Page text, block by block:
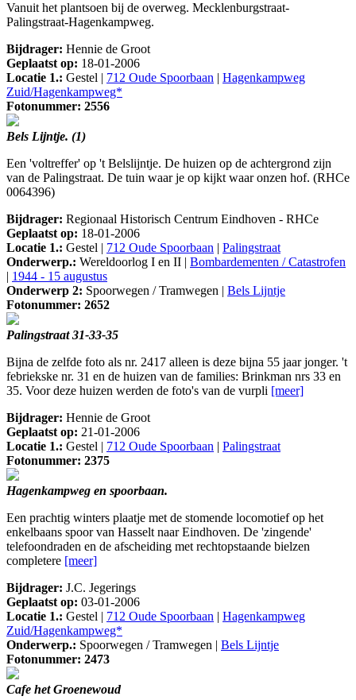
Vanuit het plantsoen bij de overweg. Mecklenburgstraat-
Palingstraat-Hagenkampweg.
Bijdrager: Hennie de Groot
Geplaatst op: 18-01-2006
Locatie 1.: Gestel | 712 Oude Spoorbaan | Hagenkampweg
Zuid/Hagenkampweg*
Fotonummer: 2556
Bels Lijntje. (1)
Een 'voltreffer' op 't Belslijntje. De huizen op de achtergrond zijn
van de Palingstraat. De tuin waar je op kijkt waar onzen hof. (RHCe
0064396)
Bijdrager: Regionaal Historisch Centrum Eindhoven - RHCe
Geplaatst op: 18-01-2006
Locatie 1.: Gestel | 712 Oude Spoorbaan | Palingstraat
Onderwerp.: Wereldoorlog I en II | Bombardementen / Catastrofen
| 1944 - 15 augustus
Onderwerp 2: Spoorwegen / Tramwegen | Bels Lijntje
Fotonummer: 2652
Palingstraat 31-33-35
Bijna de zelfde foto als nr. 2417 alleen is deze bijna 55 jaar jonger. 't
febriekske nr. 31 en de huizen van de families: Brinkman nrs 33 en
35. Voor deze huizen werden de foto's van de vurpli [meer]
Bijdrager: Hennie de Groot
Geplaatst op: 21-01-2006
Locatie 1.: Gestel | 712 Oude Spoorbaan | Palingstraat
Fotonummer: 2375
Hagenkampweg en spoorbaan.
Een prachtig winters plaatje met de stomende locomotief op het
enkelbaans spoor van Hasselt naar Eindhoven. De 'zingende'
telefoondraden en de afscheiding met rechtopstaande bielzen
completere [meer]
Bijdrager: J.C. Jegerings
Geplaatst op: 03-01-2006
Locatie 1.: Gestel | 712 Oude Spoorbaan | Hagenkampweg
Zuid/Hagenkampweg*
Onderwerp.: Spoorwegen / Tramwegen | Bels Lijntje
Fotonummer: 2473
Cafe het Groenewoud